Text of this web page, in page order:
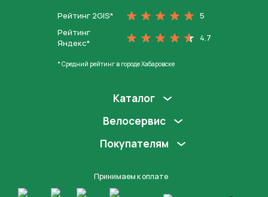
Рейтинг 2GIS*
5
Рейтинг
Яндекс*
4.7
* Средний рейтинг в городе Хабаровске
Каталог
Велосервис
Покупателям
Принимаем к оплате